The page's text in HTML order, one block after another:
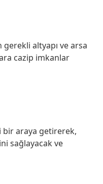
altyapı ve arsa
cazip imkanlar
bir araya getirerek,
sağlayacak ve